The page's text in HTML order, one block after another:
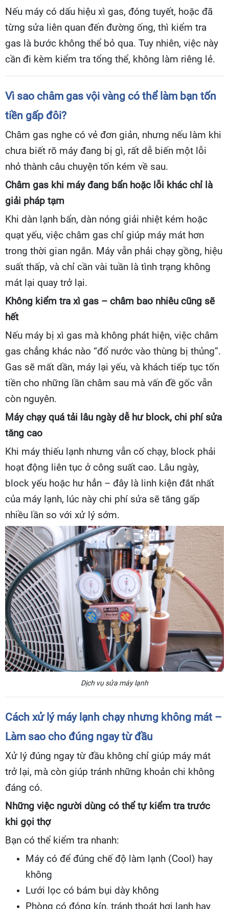
Nếu máy có dấu hiệu xì gas, đóng tuyết, hoặc đã
từng sửa liên quan đến đường ống, thì kiểm tra
gas là bước không thể bỏ qua. Tuy nhiên, việc này
cần đi kèm kiểm tra tổng thể, không làm riêng lẻ.
Vì sao châm gas vội vàng có thể làm bạn tốn
tiền gấp đôi?
Châm gas nghe có vẻ đơn giản, nhưng nếu làm khi
chưa biết rõ máy đang bị gì, rất dễ biến một lỗi
nhỏ thành câu chuyện tốn kém về sau.
Châm gas khi máy đang bẩn hoặc lỗi khác chỉ là
giải pháp tạm
Khi dàn lạnh bẩn, dàn nóng giải nhiệt kém hoặc
quạt yếu, việc châm gas chỉ giúp máy mát hơn
trong thời gian ngắn. Máy vẫn phải chạy gồng, hiệu
suất thấp, và chỉ cần vài tuần là tình trạng không
mát lại quay trở lại.
Không kiểm tra xì gas – châm bao nhiêu cũng sẽ
hết
Nếu máy bị xì gas mà không phát hiện, việc châm
gas chẳng khác nào “đổ nước vào thùng bị thủng”.
Gas sẽ mất dần, máy lại yếu, và khách tiếp tục tốn
tiền cho những lần châm sau mà vấn đề gốc vẫn
còn nguyên.
Máy chạy quá tải lâu ngày dễ hư block, chi phí sửa
tăng cao
Khi máy thiếu lạnh nhưng vẫn cố chạy, block phải
hoạt động liên tục ở công suất cao. Lâu ngày,
block yếu hoặc hư hẳn – đây là linh kiện đắt nhất
của máy lạnh, lúc này chi phí sửa sẽ tăng gấp
nhiều lần so với xử lý sớm.
Dịch vụ sửa máy lạnh
Cách xử lý máy lạnh chạy nhưng không mát –
Làm sao cho đúng ngay từ đầu
Xử lý đúng ngay từ đầu không chỉ giúp máy mát
trở lại, mà còn giúp tránh những khoản chi không
đáng có.
Những việc người dùng có thể tự kiểm tra trước
khi gọi thợ
Bạn có thể kiểm tra nhanh:
Máy có để đúng chế độ làm lạnh (Cool) hay
không
Lưới lọc có bám bụi dày không
Phòng có đóng kín, tránh thoát hơi lạnh hay